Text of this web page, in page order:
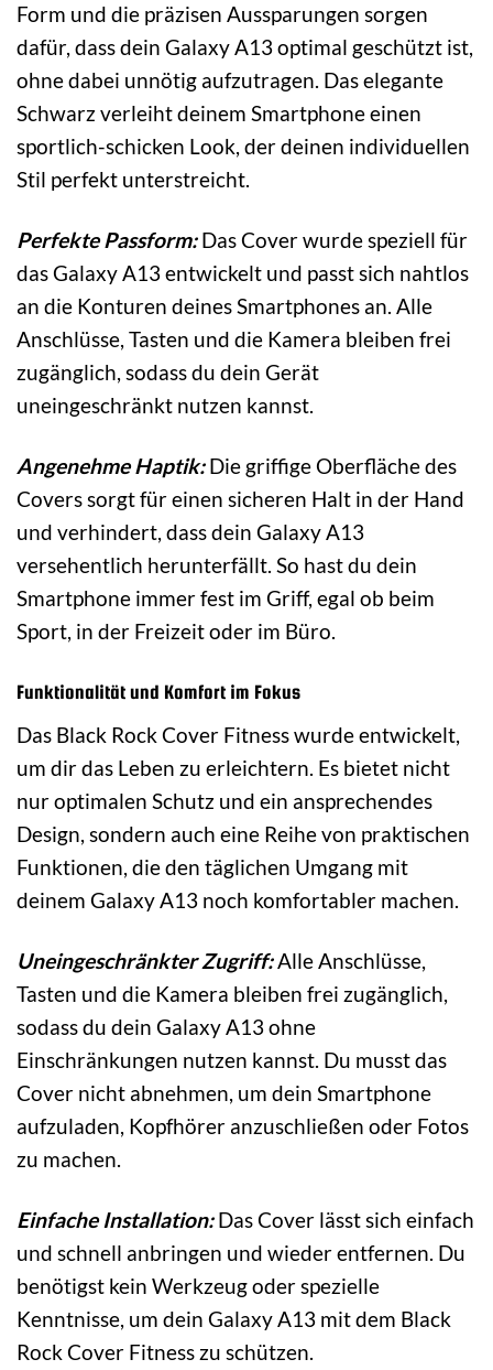
Form und die präzisen Aussparungen sorgen
dafür, dass dein Galaxy A13 optimal geschützt ist,
ohne dabei unnötig aufzutragen. Das elegante
Schwarz verleiht deinem Smartphone einen
sportlich-schicken Look, der deinen individuellen
Stil perfekt unterstreicht.
Perfekte Passform:Das Cover wurde speziell für
das Galaxy A13 entwickelt und passt sich nahtlos
an die Konturen deines Smartphones an. Alle
Anschlüsse, Tasten und die Kamera bleiben frei
zugänglich, sodass du dein Gerät
uneingeschränkt nutzen kannst.
Angenehme Haptik:Die griffige Oberfläche des
Covers sorgt für einen sicheren Halt in der Hand
und verhindert, dass dein Galaxy A13
versehentlich herunterfällt. So hast du dein
Smartphone immer fest im Griff, egal ob beim
Sport, in der Freizeit oder im Büro.
Funktionalität und Komfort im Fokus
Das Black Rock Cover Fitness wurde entwickelt,
um dir das Leben zu erleichtern. Es bietet nicht
nur optimalen Schutz und ein ansprechendes
Design, sondern auch eine Reihe von praktischen
Funktionen, die den täglichen Umgang mit
deinem Galaxy A13 noch komfortabler machen.
Uneingeschränkter Zugriff:Alle Anschlüsse,
Tasten und die Kamera bleiben frei zugänglich,
sodass du dein Galaxy A13 ohne
Einschränkungen nutzen kannst. Du musst das
Cover nicht abnehmen, um dein Smartphone
aufzuladen, Kopfhörer anzuschließen oder Fotos
zu machen.
Einfache Installation:Das Cover lässt sich einfach
und schnell anbringen und wieder entfernen. Du
benötigst kein Werkzeug oder spezielle
Kenntnisse, um dein Galaxy A13 mit dem Black
Rock Cover Fitness zu schützen.